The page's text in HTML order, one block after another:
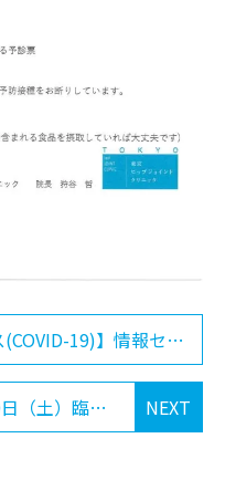
【新型コロナウイルス(COVID-19)】情報センターより
NEXT
【台風14号接近に伴う10月10日（土）臨時休診のお知らせ】